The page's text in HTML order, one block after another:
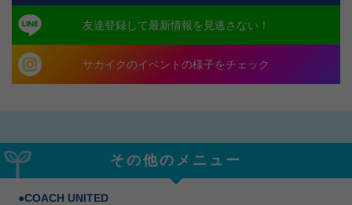
友達登録して最新情報を見逃さない！
サカイクのイベントの様子をチェック
その他のメニュー
COACH UNITED